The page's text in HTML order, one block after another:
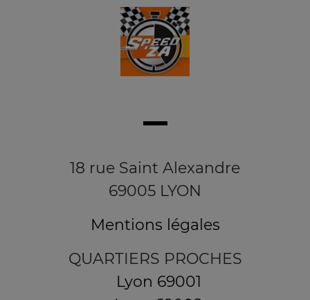
18 rue Saint Alexandre
69005 LYON
Mentions légales
QUARTIERS PROCHES
Lyon 69001